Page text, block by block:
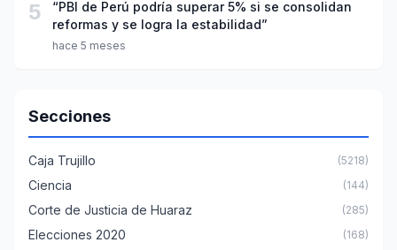
5
“PBI de Perú podría superar 5% si se consolidan
reformas y se logra la estabilidad”
hace 5 meses
Secciones
Caja Trujillo (5218)
Ciencia (144)
Corte de Justicia de Huaraz (285)
Elecciones 2020 (168)